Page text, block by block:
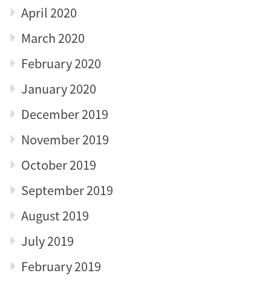
April 2020
March 2020
February 2020
January 2020
December 2019
November 2019
October 2019
September 2019
August 2019
July 2019
February 2019